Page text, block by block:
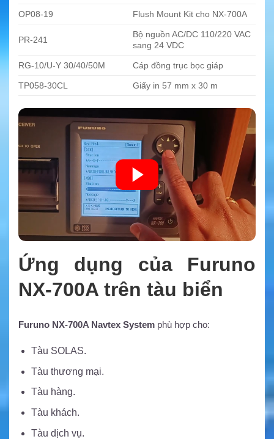
OP08-19 Flush Mount Kit cho NX-700A
PR-241
Bộ nguồn AC/DC 110/220 VAC
sang 24 VDC
RG-10/U-Y 30/40/50M Cáp đồng trục bọc giáp
TP058-30CL Giấy in 57 mm x 30 m
Ứng dụng của Furuno
NX-700A trên tàu biển
Furuno NX-700A Navtex System phù hợp cho:
Tàu SOLAS.
Tàu thương mại.
Tàu hàng.
Tàu khách.
Tàu dịch vụ.